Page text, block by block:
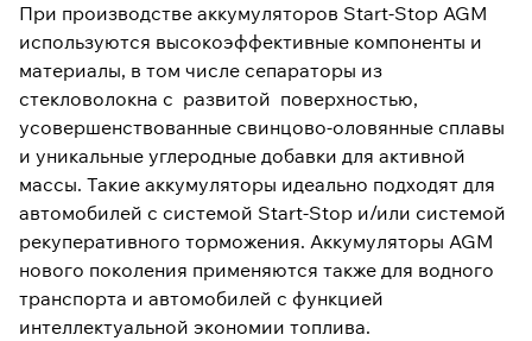
При производстве аккумуляторов Start-Stop AGM
используются высокоэффективные компоненты и
материалы, в том числе сепараторы из
стекловолокна с развитой поверхностью,
усовершенствованные свинцово-оловянные сплавы
и уникальные углеродные добавки для активной
массы. Такие аккумуляторы идеально подходят для
автомобилей с системой Start-Stop и/или системой
рекуперативного торможения. Аккумуляторы AGM
нового поколения применяются также для водного
транспорта и автомобилей с функцией
интеллектуальной экономии топлива.